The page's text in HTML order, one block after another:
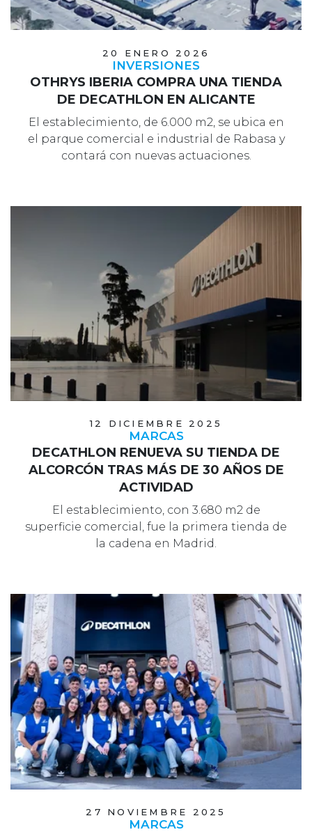
20 ENERO 2026
INVERSIONES
OTHRYS IBERIA COMPRA UNA TIENDA
DE DECATHLON EN ALICANTE
El establecimiento, de 6.000 m2, se ubica en
el parque comercial e industrial de Rabasa y
contará con nuevas actuaciones.
12 DICIEMBRE 2025
MARCAS
DECATHLON RENUEVA SU TIENDA DE
ALCORCÓN TRAS MÁS DE 30 AÑOS DE
ACTIVIDAD
El establecimiento, con 3.680 m2 de
superficie comercial, fue la primera tienda de
la cadena en Madrid.
27 NOVIEMBRE 2025
MARCAS